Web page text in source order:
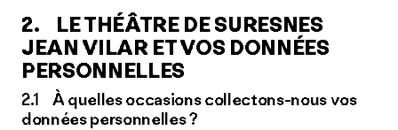
2. LE THÉÂTRE DE SURESNES
JEAN VILAR ET VOS DONNÉES
PERSONNELLES
2.1 À quelles occasions collectons-nous vos
données personnelles ?